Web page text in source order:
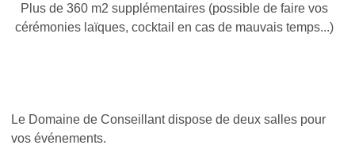
Le Domaine de Conseillant dispose de deux salles pour
vos événements.
Plus de 360 m2 supplémentaires (possible de faire vos
cérémonies laïques, cocktail en cas de mauvais temps...)